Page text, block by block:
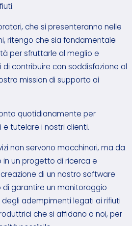
che si presenteranno nelle
ritengo che sia fondamentale
per sfruttarle al meglio e
contribuire con soddisfazione al
mission di supporto ai
quotidianamente per
e tutelare i nostri clienti.
non servono macchinari, ma da
un progetto di ricerca e
di un nostro software
garantire un monitoraggio
adempimenti legati ai rifiuti
che si affidano a noi, per